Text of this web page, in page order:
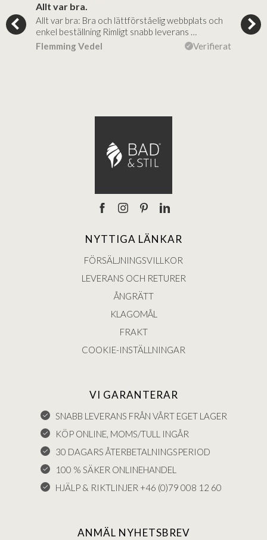
Allt var bra.
Allt var bra: Bra och lättförståelig webbplats och
enkel beställning Rimligt snabb leverans …
Flemming Vedel
Verifierat
Jag
NYTTIGA LÄNKAR
FÖRSÄLJNINGSVILLKOR
LEVERANS OCH RETURER
ÅNGRÄTT
KLAGOMÅL
FRAKT
COOKIE-INSTÄLLNINGAR
VI GARANTERAR
SNABB LEVERANS FRÅN VÅRT EGET LAGER
KÖP ONLINE, MOMS/TULL INGÅR
30 DAGARS ÅTERBETALNINGSPERIOD
100 % SÄKER ONLINEHANDEL
HJÄLP & RIKTLINJER +46 (0)79 008 12 60
ANMÄL NYHETSBREV